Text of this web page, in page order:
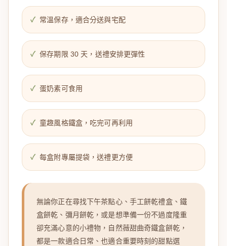
常溫保存，適合分送與宅配
保存期限 30 天，送禮安排更彈性
蛋奶素可食用
童趣風格鐵盒，吃完可再利用
每盒附專屬提袋，送禮更方便
無論你正在尋找下午茶點心、手工餅乾禮盒、鐵
盒餅乾、彌月餅乾，或是想準備一份不過度隆重
卻充滿心意的小禮物，自然薇甜曲奇鐵盒餅乾，
都是一款適合日常、也適合重要時刻的甜點選